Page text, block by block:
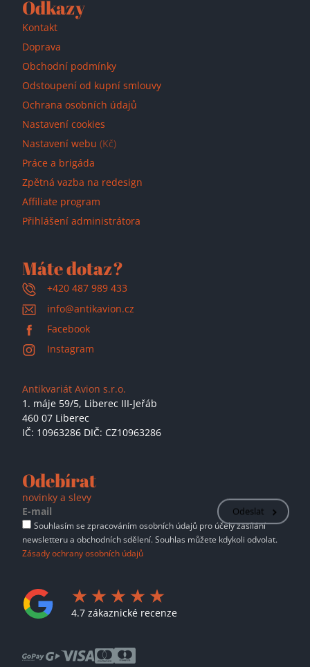
Odkazy
Kontakt
Doprava
Obchodní podmínky
Odstoupení od kupní smlouvy
Ochrana osobních údajů
Nastavení cookies
Nastavení webu (Kč)
Práce a brigáda
Zpětná vazba na redesign
Affiliate program
Přihlášení administrátora
Máte dotaz?
+420 487 989 433
info@antikavion.cz
Facebook
Instagram
Antikvariát Avion s.r.o.
1. máje 59/5, Liberec III-Jeřáb
460 07 Liberec
IČ: 10963286 DIČ: CZ10963286
Odebírat
novinky a slevy
Odeslat
Souhlasím se zpracováním osobních údajů pro účely zasílání
newsletteru a obchodních sdělení. Souhlas můžete kdykoli odvolat.
Zásady ochrany osobních údajů
4.7 zákaznické recenze